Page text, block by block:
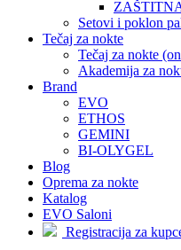
Setovi i poklon
Tečaj za nokte
Tečaj za nokte
Akademija za
Brand
EVO
ETHOS
GEMINI
BI-OLYGEL
Blog
Oprema za nokte
Katalog
EVO Saloni
Registracija za